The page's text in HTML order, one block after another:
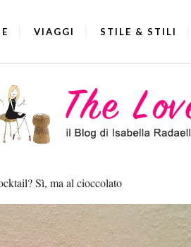
VIAGGI STILE & STILI
Sì, ma al cioccolato